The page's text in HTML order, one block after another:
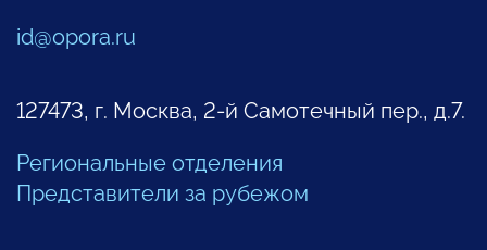
id@opora.ru
127473, г. Москва, 2-й Самотечный пер., д.7.
Региональные отделения
Представители за рубежом